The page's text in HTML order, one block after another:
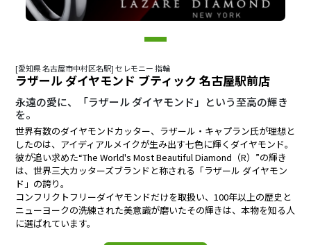
[愛知県 名古屋市中村区名駅] セレモニー 指輪
ラザール ダイヤモンド ブティック 名古屋駅前店
永遠の愛に、「ラザール ダイヤモンド」という至高の輝き
を。
世界有数のダイヤモンドカッター、ラザール・キャプラン氏が理想と
したのは、アイディアルメイクが生み出す七色に輝くダイヤモンド。
彼が追い求めた“The World's Most Beautiful Diamond（R）”の輝き
は、世界三大カッターズブランドと称される「ラザール ダイヤモン
ド」の誇り。
コンフリクトフリーダイヤモンドだけを取扱い、100年以上の歴史と
ニューヨークの洗練された美意識が磨いたその輝きは、本物を知る人
に選ばれています。